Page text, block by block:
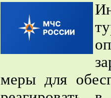
меры для